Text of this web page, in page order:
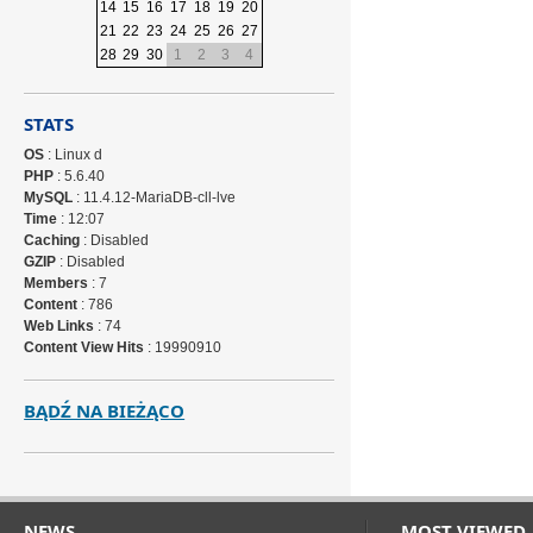
14 15 16 17 18 19 20
21 22 23 24 25 26 27
28 29 30 1 2 3 4
STATS
OS : Linux d
PHP : 5.6.40
MySQL : 11.4.12-MariaDB-cll-lve
Time : 12:07
Caching : Disabled
GZIP : Disabled
Members : 7
Content : 786
Web Links : 74
Content View Hits : 19990910
BĄDŹ NA BIEŻĄCO